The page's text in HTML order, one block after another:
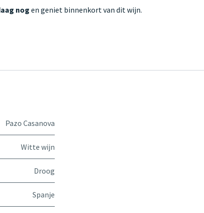
nog en geniet binnenkort van dit wijn.
Pazo Casanova
Witte wijn
Droog
Spanje